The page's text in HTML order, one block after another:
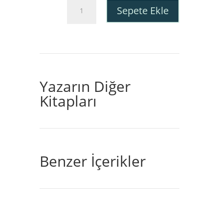
Sepete Ekle
Yazarın Diğer
Kitapları
Benzer İçerikler